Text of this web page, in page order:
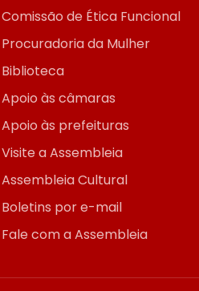
Comissão de Ética Funcional
Procuradoria da Mulher
Biblioteca
Apoio às câmaras
Apoio às prefeituras
Visite a Assembleia
Assembleia Cultural
Boletins por e-mail
Fale com a Assembleia